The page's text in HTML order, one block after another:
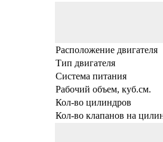
Расположение двигателя
Тип двигателя
Система питания
Рабочий объем, куб.см.
Кол-во цилиндров
Кол-во клапанов на